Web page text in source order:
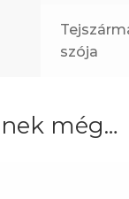
szója
még…